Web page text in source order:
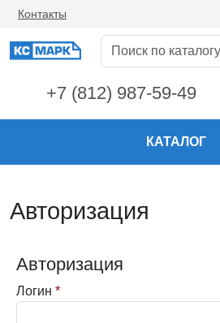
Контакты
+7 (812) 987-59-49
КАТАЛОГ
Авторизация
Авторизация
Логин *